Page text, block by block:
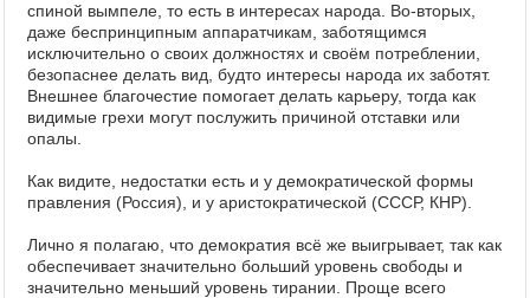
спиной вымпеле, то есть в интересах народа. Во-вторых,
даже беспринципным аппаратчикам, заботящимся
исключительно о своих должностях и своём потреблении,
безопаснее делать вид, будто интересы народа их заботят.
Внешнее благочестие помогает делать карьеру, тогда как
видимые грехи могут послужить причиной отставки или
опалы.
Как видите, недостатки есть и у демократической формы
правления (Россия), и у аристократической (СССР, КНР).
Лично я полагаю, что демократия всё же выигрывает, так как
обеспечивает значительно больший уровень свободы и
значительно меньший уровень тирании. Проще всего